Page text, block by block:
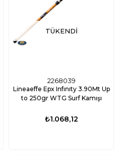
TÜKENDI
2268039
Lineaeffe Epx Infınıty 3.90Mt Up
to 250gr WTG Surf Kamışı
₺1.068,12